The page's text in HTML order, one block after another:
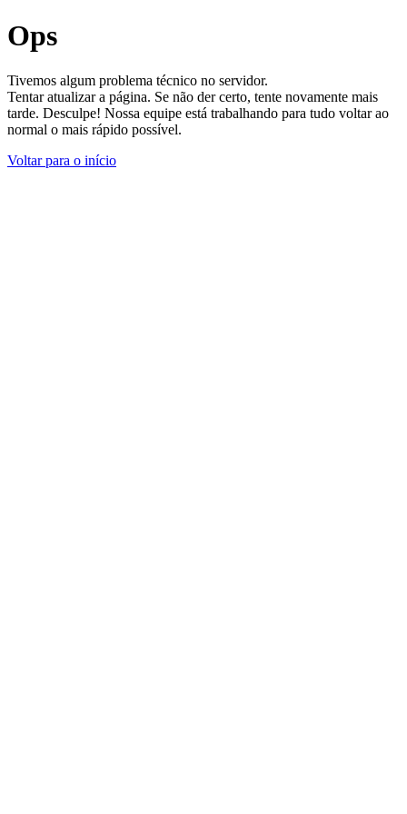
Ops
Tivemos algum problema técnico no servidor.
Tentar atualizar a página. Se não der certo, tente novamente mais
tarde. Desculpe! Nossa equipe está trabalhando para tudo voltar ao
normal o mais rápido possível.
Voltar para o início